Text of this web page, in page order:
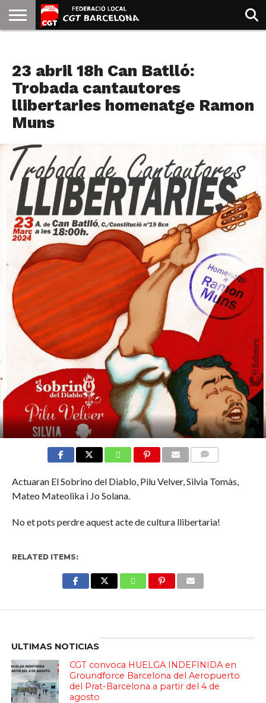
GOLDMAN
23 abril 18h Can Batlló:
Trobada cantautores
llibertaries homenatge Ramon
Muns
Actuaran El Sobrino del Diablo, Pilu Velver, Silvia Tomàs,
Mateo Mateolika i Jo Solana.
No et pots perdre aquest acte de cultura llibertaria!
RELATED ITEMS:
ULTIMAS NOTICIAS
CGT convoca HUELGA INDEFINIDA en
Groundforce Barcelona del Aeropuerto
del Prat-Barcelona a partir del 4 de
agosto